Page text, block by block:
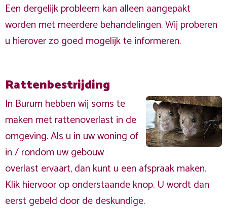
Een dergelijk probleem kan alleen aangepakt
worden met meerdere behandelingen. Wij proberen
u hierover zo goed mogelijk te informeren.
Rattenbestrijding
In Burum hebben wij soms te
maken met rattenoverlast in de
omgeving. Als u in uw woning of
in / rondom uw gebouw
overlast ervaart, dan kunt u een afspraak maken.
Klik hiervoor op onderstaande knop. U wordt dan
eerst gebeld door de deskundige.